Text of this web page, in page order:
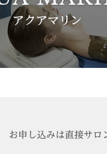
お申し込みは直接サロ